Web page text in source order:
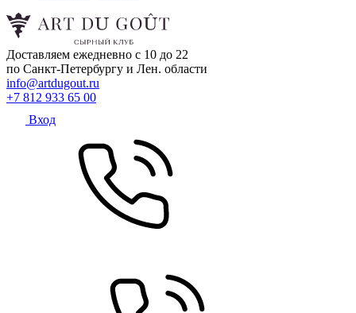
Доставляем ежедневно с 10 до 22
по Санкт-Петербургу и Лен. области
info@artdugout.ru
+7 812 933 65 00
Вход